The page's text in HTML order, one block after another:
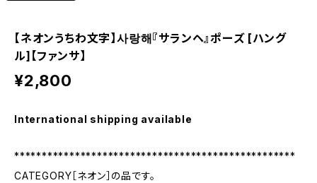
【ネオンうちわ文字】사랑해『サランヘ』ポーズ [ハング
ル]【ファンサ】
¥2,800
International shipping available
***************************************************
CATEGORY［ネオン］の品です。